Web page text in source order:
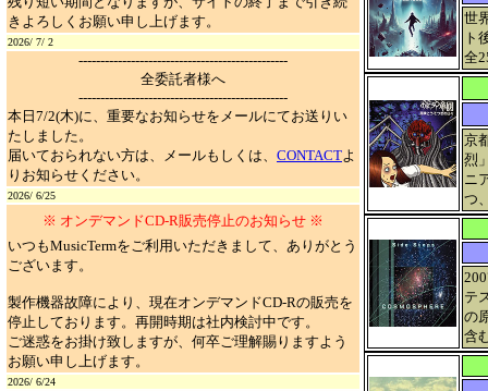
きよろしくお願い申し上げます。
2026/ 7/ 2
------------------------------------------------
全委託者様へ
------------------------------------------------
本日7/2(木)に、重要なお知らせをメールにてお送りい
たしました。
届いておられない方は、メールもしくは、 CONTACTよ
りお知らせください。
2026/ 6/25
※ オンデマンドCD-R販売停止のお知らせ ※
いつもMusicTermをご利用いただきまして、ありがとう
ございます。
製作機器故障により、現在オンデマンドCD-Rの販売を
停止しております。再開時期は社内検討中です。
ご迷惑をお掛け致しますが、何卒ご理解賜りますよう
お願い申し上げます。
2026/ 6/24
世
ト
全
京
烈
ニ
つ
テ
の
含